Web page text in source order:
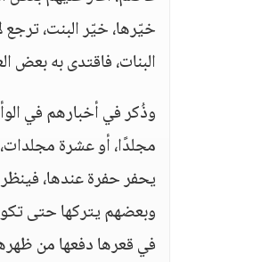
خيّرها، خيّر البنت، ترجع
البنات، فاقتدى به بعض
وذُكر في أخبارهم في
مجلدًا، أو عشرة
يحفر حفرة عندها،
وبعضهم يتركها حتى
في قعرها دفعها من ظهرها،